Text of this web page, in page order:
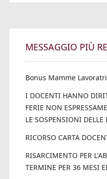
MESSAGGIO PIÙ
Bonus Mamme
I DOCENTI HANNO
FERIE NON
LE SOSPENSIONI
RICORSO CARTA
RISARCIMENTO PER
TERMINE PER 36 MESI